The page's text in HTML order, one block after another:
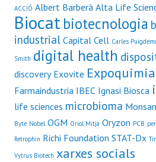
ACCIÓ Albert Barberà Alta Life
Biocatbiotecnologia
industrial Capital Cell Carles
Smith digital health
discovery Exovite Expoquimia
Farmaindustria IBEC Ignasi Biosca
life sciences microbioma
Byte Nobel OGM Oriol Mitjà Oryzon PCB
Retrophin Richi Foundation STAT-Dx
Vytrus Biotech xarxes socials